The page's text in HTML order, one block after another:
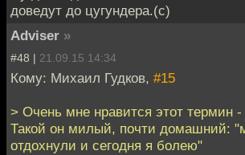
доведут до цугундера.(с)
Adviser »
#48 | 21.09.15 14:34
Кому: Михаил Гудков, #15
> Очень мне нравится этот термин -
Такой он милый, почти домашний:
отдохнули и сегодня я болею"